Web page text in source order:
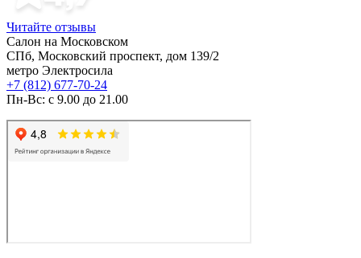
Читайте отзывы
Салон на Московском
СПб, Московский проспект, дом 139/2
метро Электросила
+7 (812) 677-70-24
Пн-Вс: с 9.00 до 21.00